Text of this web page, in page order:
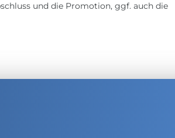
und die Promotion, ggf. auch die